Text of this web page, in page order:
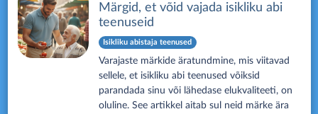
Märgid, et võid vajada isikliku abi
teenuseid
Isikliku abistaja teenused
Varajaste märkide äratundmine, mis viitavad
sellele, et isikliku abi teenused võiksid
parandada sinu või lähedase elukvaliteeti, on
oluline. See artikkel aitab sul neid märke ära